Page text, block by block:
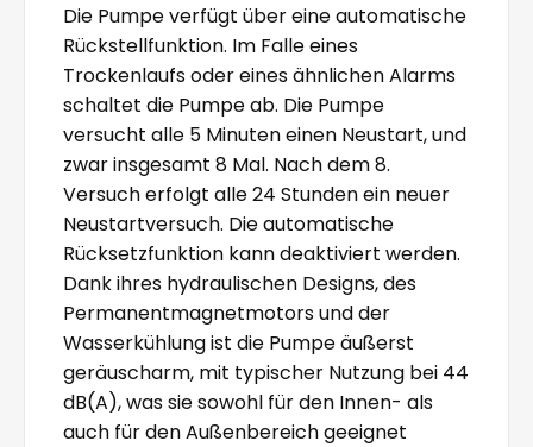
Die Pumpe verfügt über eine automatische
Rückstellfunktion. Im Falle eines
Trockenlaufs oder eines ähnlichen Alarms
schaltet die Pumpe ab. Die Pumpe
versucht alle 5 Minuten einen Neustart, und
zwar insgesamt 8 Mal. Nach dem 8.
Versuch erfolgt alle 24 Stunden ein neuer
Neustartversuch. Die automatische
Rücksetzfunktion kann deaktiviert werden.
Dank ihres hydraulischen Designs, des
Permanentmagnetmotors und der
Wasserkühlung ist die Pumpe äußerst
geräuscharm, mit typischer Nutzung bei 44
dB(A), was sie sowohl für den Innen- als
auch für den Außenbereich geeignet